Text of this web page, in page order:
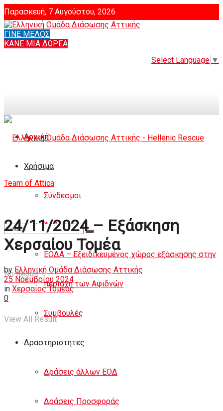
Παρασκευή, 7 Αυγούστου, 2026
Login
Select Language ▼
ΓΙΝΕ ΜΕΛΟΣ
ΚΑΝΕ ΜΙΑ ΔΩΡΕΑ
Αρχική
Χρήσιμα
Σύνδεσμοι
Άρθρα
ΕΟΔΑ – Εξειδικευμένος χώρος εξάσκησης στην
περιοχή των Αφιδνών
Συμβουλές
Δραστηριότητες
Δράσεις άλλων ΕΟΔ
Δράσεις Προσφοράς
No Result
View All Result
24/11/2024 – Εξάσκηση
Χερσαίου Τομέα
by Ελληνική Ομάδα Διάσωσης Αττικής
25 Νοεμβρίου 2024
in Χερσαίος Τομέας
0